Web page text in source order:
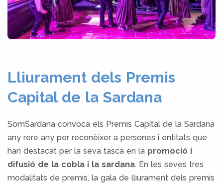
Lliurament dels Premis
Capital de la Sardana
SomSardana convoca els Premis Capital de la Sardana
any rere any per reconèixer a persones i entitats que
han destacat per la seva tasca en la promoció i
difusió de la cobla i la sardana. En les seves tres
modalitats de premis, la gala de lliurament dels premis